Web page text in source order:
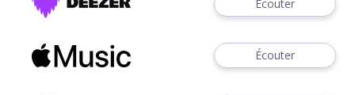
Écouter
Écouter